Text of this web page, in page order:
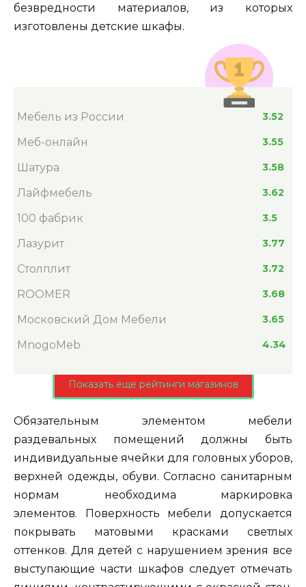
безвредности материалов, из которых
изготовлены детские шкафы.
Мебель из России 3.52
Меб-онлайн 3.55
Шатура 3.58
Лайфмебель 3.62
100 фабрик 3.5
Лазурит 3.77
Столплит 3.72
ROOMER 3.68
Московский Дом Мебели 3.65
MnogoMeb 4.34
Показать еще рейтинги магазинов
Обязательным элементом мебели
раздевальных помещений должны быть
индивидуальные ячейки для головных уборов,
верхней одежды, обуви. Согласно санитарным
нормам необходима маркировка
элементов. Поверхность мебели допускается
покрывать матовыми красками светлых
оттенков. Для детей с нарушением зрения все
выступающие части шкафов следует отмечать